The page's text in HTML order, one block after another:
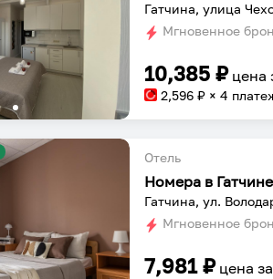
Гатчина, улица
Мгновенное
10,385 ₽ цена
2,596 ₽ × 4
Отель
Номера в Гатчине
Гатчина, ул.
Мгновенное
7,981₽ цена